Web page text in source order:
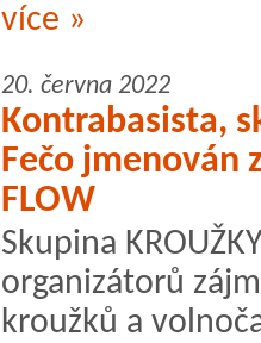
více »
20. června 2022
Kontrabasista,
Fečo jmenován
FLOW
Skupina
organizátorů
kroužků a